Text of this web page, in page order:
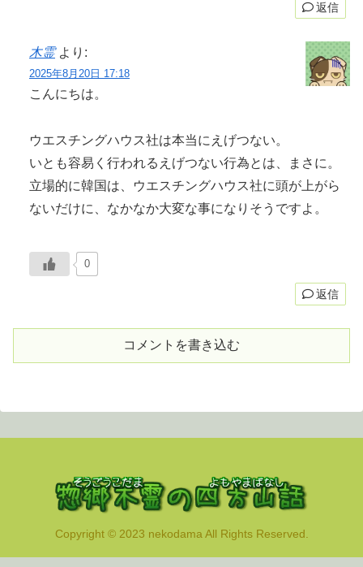
返信
木霊 より:
2025年8月20日 17:18
こんにちは。
ウエスチングハウス社は本当にえげつない。
いとも容易く行われるえげつない行為とは、まさに。
立場的に韓国は、ウエスチングハウス社に頭が上がら
ないだけに、なかなか大変な事になりそうですよ。
0
返信
コメントを書き込む
Copyright © 2023 nekodama All Rights Reserved.